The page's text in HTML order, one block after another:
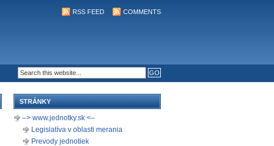
RSS FEED COMMENTS
STRÁNKY
–> www.jednotky.sk <–
Legislatíva v oblasti merania
Prevody jednotiek